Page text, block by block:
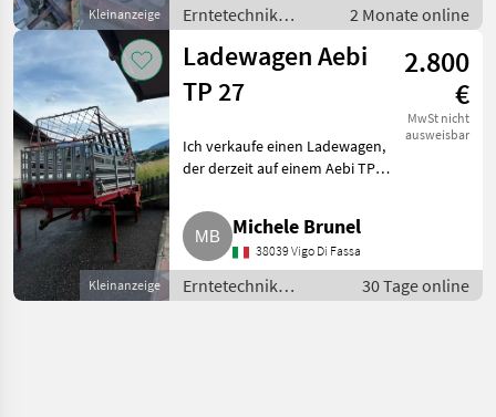
Kleinanzeige
Erntetechnik
Grünland /
Ladewagen
2 Monate online
Kleinanzeige
Ladewagen Aebi
TP 27
2.800
€
MwSt nicht
ausweisbar
Ich verkaufe einen Ladewagen,
der derzeit auf einem Aebi TP
mechanischen Mängel, alles
funktioniert. Erntetechnik
Grünland Ladewagen
Michele Brunel
38039 Vigo Di Fassa
Erntetechnik
Grünland /
30 Tage online